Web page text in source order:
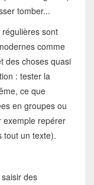
tomber...
sont
comme
des choses quasi
: tester la
ce que
en groupes ou
exemple repérer
tout un texte).
des